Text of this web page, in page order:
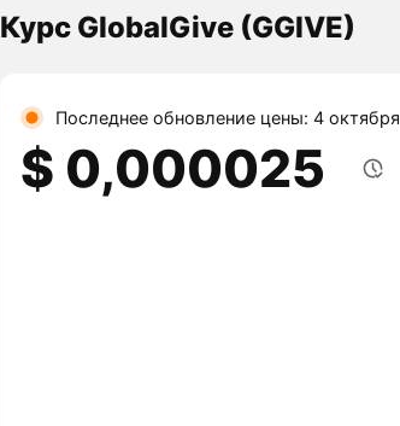
Курс GlobalGive (GGIVE)
Последнее обновление цены: 4 октября
$ 0,000025